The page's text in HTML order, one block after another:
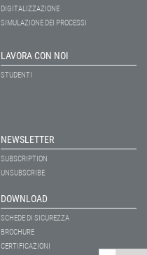
DIGITALIZZAZIONE
SIMULAZIONE DEI PROCESSI
LAVORA CON NOI
STUDENTI
NEWSLETTER
SUBSCRIPTION
UNSUBSCRIBE
DOWNLOAD
SCHEDE DI SICUREZZA
BROCHURE
CERTIFICAZIONI